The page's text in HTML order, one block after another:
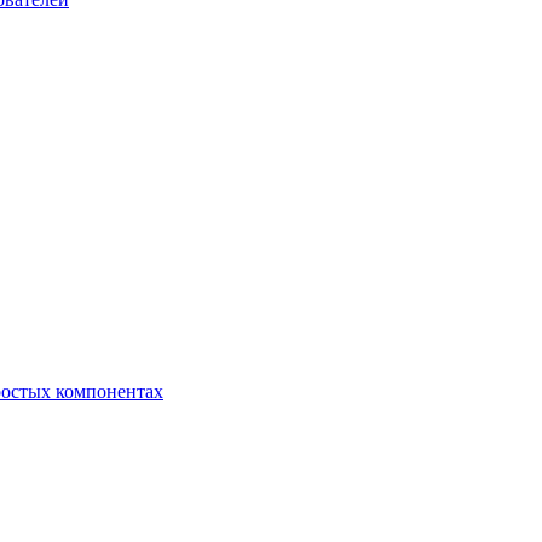
компонентах